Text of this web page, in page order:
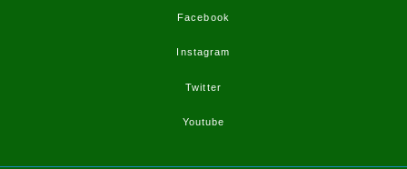
Facebook
Instagram
Twitter
Youtube